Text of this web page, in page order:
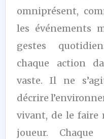
omniprésent,
les événements
gestes
chaque action
vaste. Il ne
décrire
vivant, de le faire
joueur. Chaque